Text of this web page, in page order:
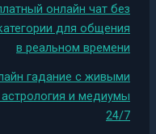
онлайн чат без
для общения
в реальном времени
гадание с живыми
астрология и медиумы
24/7